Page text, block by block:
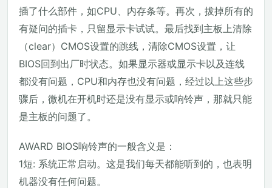
插了什么部件，如CPU、内存条等。再次，拔掉所有的
有疑问的插卡，只留显示卡试试。最后找到主板上清除
（clear）CMOS设置的跳线，清除CMOS设置，让
BIOS回到出厂时状态。如果显示器或显示卡以及连线
都没有问题，CPU和内存也没有问题，经过以上这些步
骤后，微机在开机时还是没有显示或响铃声，那就只能
是主板的问题了。
AWARD BIOS响铃声的一般含义是：
1短: 系统正常启动。这是我们每天都能听到的，也表明
机器没有任何问题。